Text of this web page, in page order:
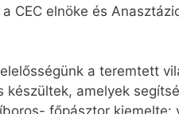
CEC elnöke és
a teremtett
amelyek